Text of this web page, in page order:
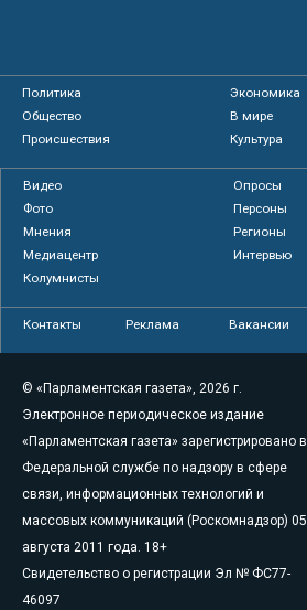
Политика
Экономика
Общество
В мире
Происшествия
Культура
Видео
Опросы
Фото
Персоны
Мнения
Регионы
Медиацентр
Интервью
Колумнисты
Контакты Реклама Вакансии
© «Парламентская газета», 2026 г.
Электронное периодическое издание
«Парламентская газета» зарегистрировано в
Федеральной службе по надзору в сфере
связи, информационных технологий и
массовых коммуникаций (Роскомнадзор) 05
августа 2011 года. 18+
Свидетельство о регистрации Эл № ФС77-
46097